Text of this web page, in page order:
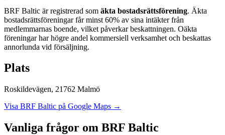
BRF Baltic är registrerad som äkta bostadsrättsförening. Äkta
bostadsrättsföreningar får minst 60% av sina intäkter från
medlemmarnas boende, vilket påverkar beskattningen. Oäkta
föreningar har högre andel kommersiell verksamhet och beskattas
annorlunda vid försäljning.
Plats
Roskildevägen, 21762 Malmö
Visa BRF Baltic på Google Maps →
Vanliga frågor om BRF Baltic